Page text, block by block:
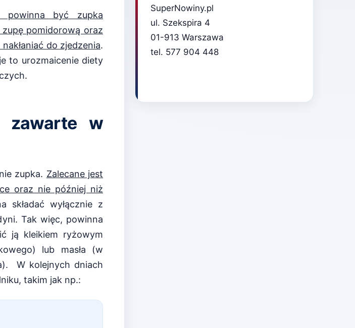
powinna być zupka
pomidorową oraz
do zjedzenia.
to urozmaicenie diety
zawarte w
zupka. Zalecane jest
oraz nie później niż
składać wyłącznie z
Tak więc, powinna
ją kleikiem ryżowym
lub masła (w
W kolejnych dniach
takim jak np.:
SuperNowiny.pl
ul. Szekspira 4
01-913 Warszawa
tel. 577 904 448